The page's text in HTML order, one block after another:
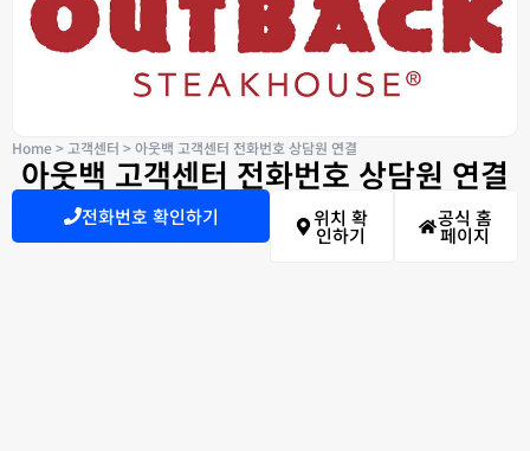
Home>고객센터 >아웃백 고객센터 전화번호 상담원 연결
아웃백 고객센터 전화번호 상담원 연결
전화번호 확인하기 위치 확
인하기
공식 홈
페이지